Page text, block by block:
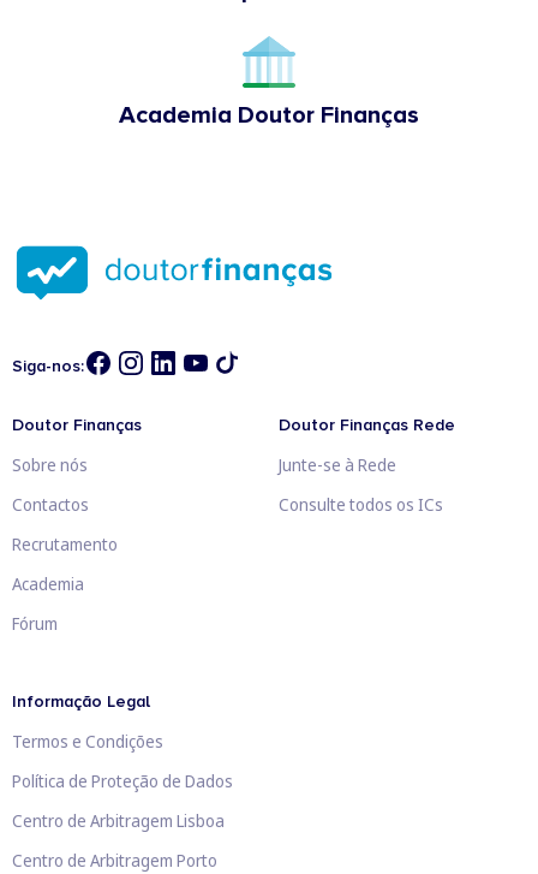
Academia Doutor Finanças
Siga-nos:
Doutor Finanças
Sobre nós
Contactos
Recrutamento
Academia
Fórum
Doutor Finanças Rede
Junte-se à Rede
Consulte todos os ICs
Informação Legal
Termos e Condições
Política de Proteção de Dados
Centro de Arbitragem Lisboa
Centro de Arbitragem Porto